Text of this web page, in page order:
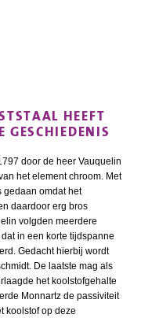
HEEFT
GESCHIEDENIS
door de heer Vauquelin
het element chroom. Met
gedaan omdat het
daardoor erg bros
volgden meerdere
in een korte tijdspanne
Gedacht hierbij wordt
De laatste mag als
het koolstofgehalte
Monnartz de passiviteit
koolstof op deze